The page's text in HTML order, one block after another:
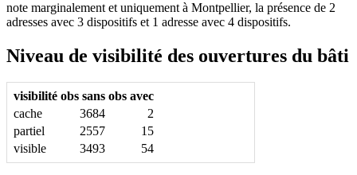
note marginalement et uniquement à Montpellier, la présence de 2
adresses avec 3 dispositifs et 1 adresse avec 4 dispositifs.
Niveau de visibilité des ouvertures du bâti
visibilité obs sans obs avec
cache
3684
2
partiel
2557
15
visible
3493 54